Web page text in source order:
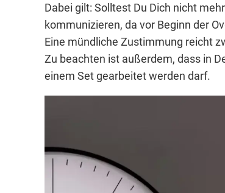
Dabei gilt: Solltest Du Dich nicht
kommunizieren, da vor Beginn der
Eine mündliche Zustimmung reicht
Zu beachten ist außerdem, dass in
einem Set gearbeitet werden darf.